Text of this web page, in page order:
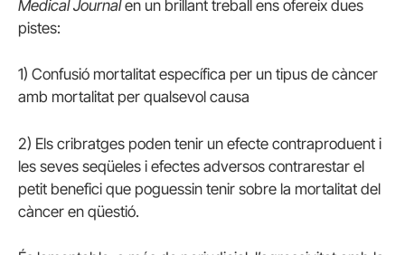
Medical Journalen un brillant treball ens ofereix dues
pistes:
1) Confusió mortalitat específica per un tipus de càncer
amb mortalitat per qualsevol causa
2) Els cribratges poden tenir un efecte contraproduent i
les seves seqüeles i efectes adversos contrarestar el
petit benefici que poguessin tenir sobre la mortalitat del
càncer en qüestió.